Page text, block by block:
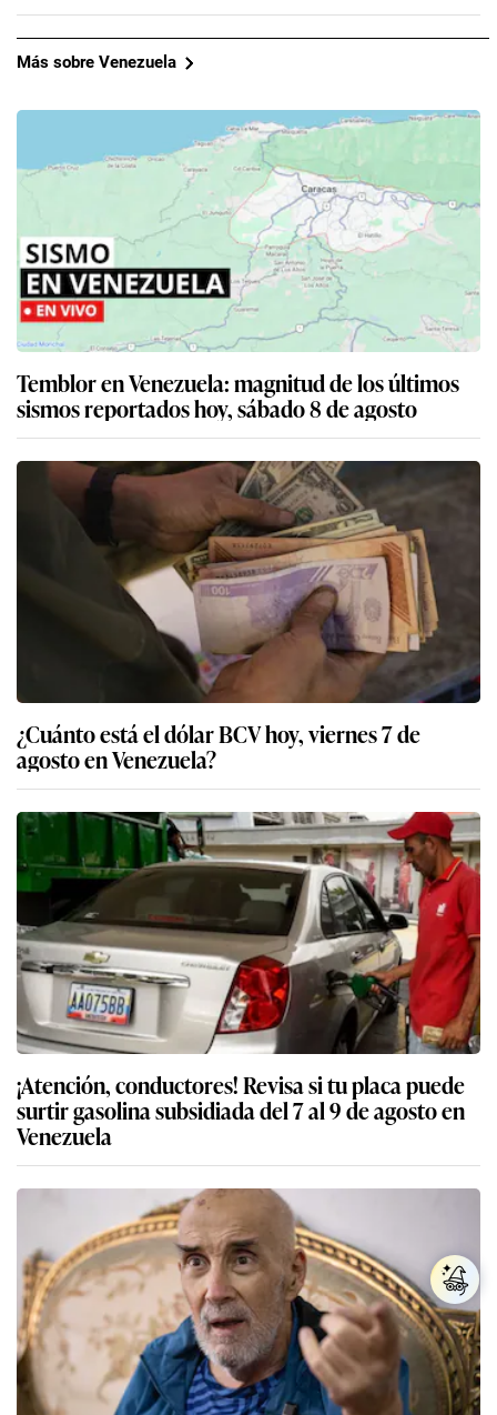
Más sobre Venezuela
Temblor en Venezuela: magnitud de los últimos
sismos reportados hoy, sábado 8 de agosto
¿Cuánto está el dólar BCV hoy, viernes 7 de
agosto en Venezuela?
¡Atención, conductores! Revisa si tu placa puede
surtir gasolina subsidiada del 7 al 9 de agosto en
Venezuela